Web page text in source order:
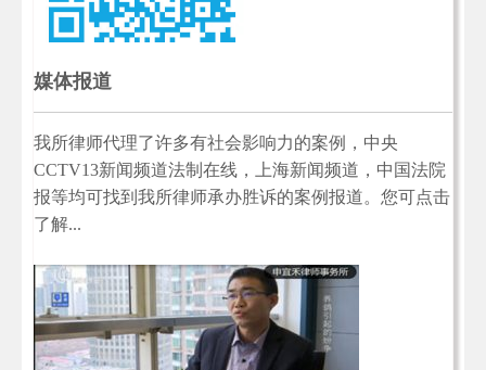
媒体报道
我所律师代理了许多有社会影响力的案例，中央
CCTV13新闻频道法制在线，上海新闻频道，中国法院
报等均可找到我所律师承办胜诉的案例报道。您可点击
了解...